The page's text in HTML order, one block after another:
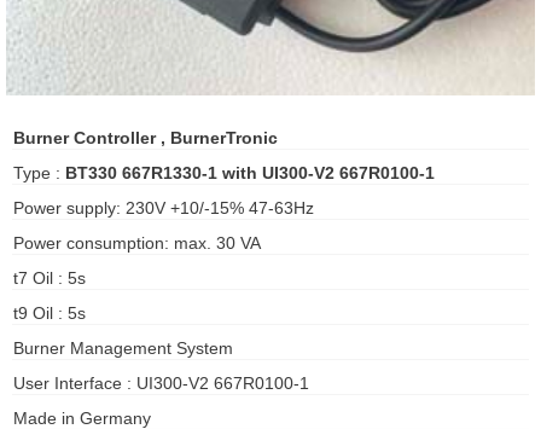
Fiorentini
Burner Controller , BurnerTronic
Type : BT330 667R1330-1 with UI300-V2 667R0100-1
Power supply: 230V +10/-15% 47-63Hz
Power consumption: max. 30 VA
t7 Oil : 5s
t9 Oil : 5s
Burner Management System
User Interface : UI300-V2 667R0100-1
Made in Germany